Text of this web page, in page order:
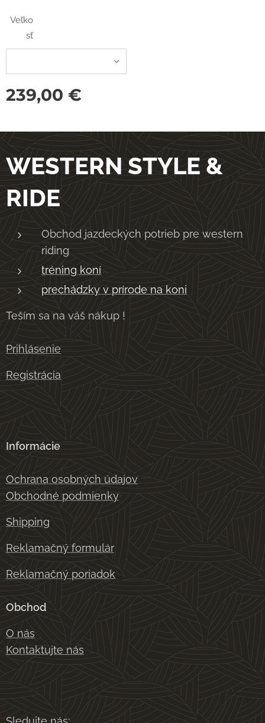
Veľko
sť
239,00 €
WESTERN STYLE &
RIDE
Obchod jazdeckých potrieb pre western
riding
tréning koní
prechádzky v prírode na koni
Teším sa na váš nákup !
Prihlásenie
Registrácia
Informácie
Ochrana osobných údajov
Obchodné podmienky
Shipping
Reklamačný formulár
Reklamačný poriadok
Obchod
O nás
Kontaktujte nás